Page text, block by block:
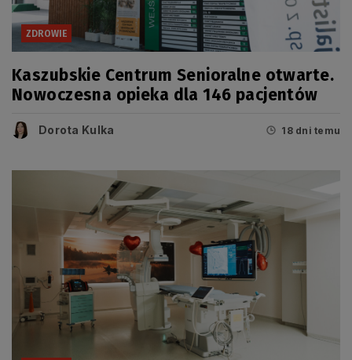
ZDROWIE
Kaszubskie Centrum Senioralne otwarte.
Nowoczesna opieka dla 146 pacjentów
Dorota Kulka 18 dni temu